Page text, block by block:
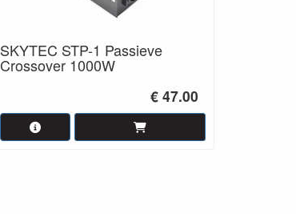
SKYTEC STP-1 Passieve
Crossover 1000W
€ 47.00